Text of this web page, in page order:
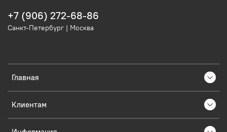
Главная
Клиентам
+7 (906) 272-68-86
Санкт-Петербург | Москва